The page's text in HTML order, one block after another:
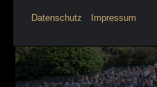
Datenschutz Impressum